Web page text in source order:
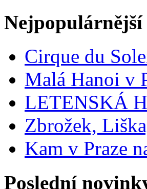
Cirque du
Malá Hanoi v
LETENSKÁ
Zbrožek,
Kam v Praze
Poslední